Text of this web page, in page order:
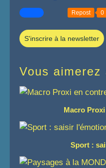
Repost 0
S'inscrire à la newsletter
Vous aimerez
Macro
Sport :